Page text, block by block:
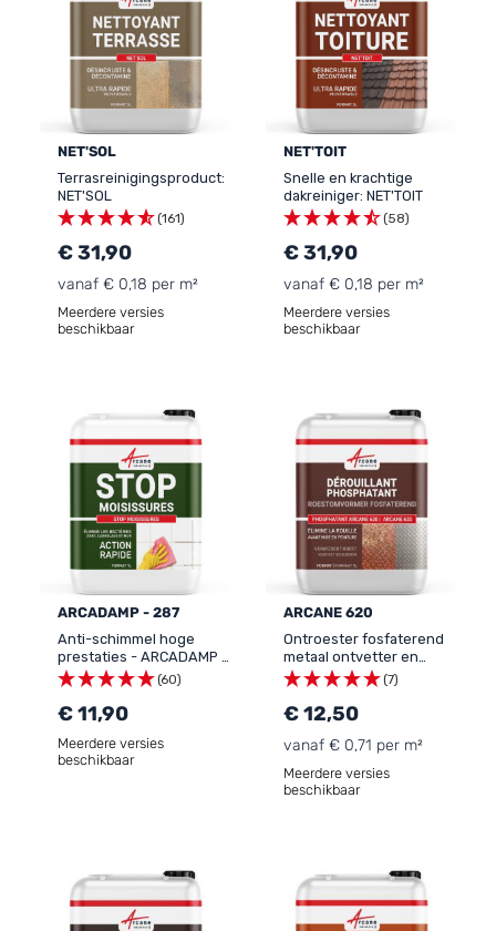
NET'SOL
Terrasreinigingsproduct:
NET'SOL
(161)
€ 31,90
vanaf € 0,18 per m²
Meerdere versies
beschikbaar
NET'TOIT
Snelle en krachtige
dakreiniger: NET'TOIT
(58)
€ 31,90
vanaf € 0,18 per m²
Meerdere versies
beschikbaar
ARCADAMP - 287
Anti-schimmel hoge
prestaties - ARCADAMP -
287
(60)
€ 11,90
Meerdere versies
beschikbaar
ARCANE 620
Ontroester fosfaterend
metaal ontvetter en
ontkalker - Antiroest met
fosforzuur
(7)
€ 12,50
vanaf € 0,71 per m²
Meerdere versies
beschikbaar